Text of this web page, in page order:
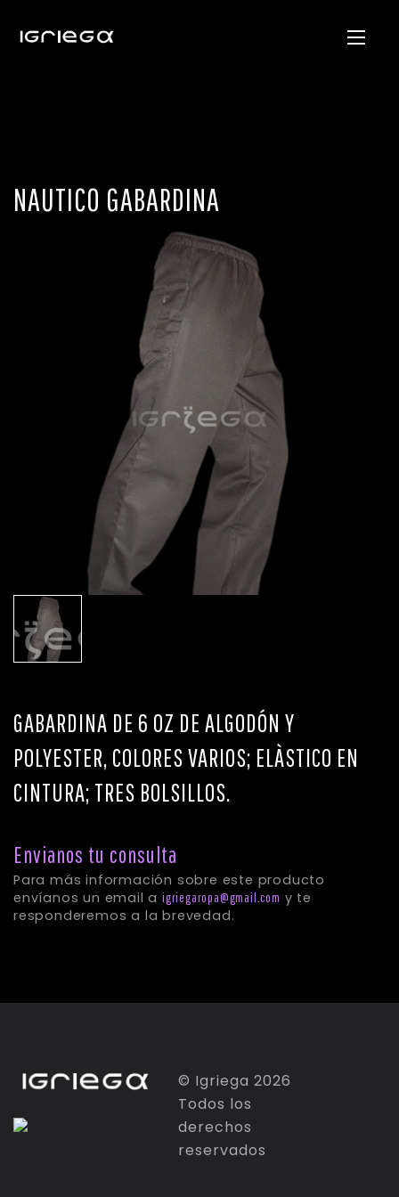
NAUTICO GABARDINA
GABARDINA DE 6 OZ DE ALGODÓN Y
POLYESTER, COLORES VARIOS; ELÀSTICO EN
CINTURA; TRES BOLSILLOS.
Envianos tu consulta
Para más información sobre este
envíanos un email aigriegaropa@gmail.com
responderemos a la brevedad.
© Igriega 2026
Todos los
derechos
reservados